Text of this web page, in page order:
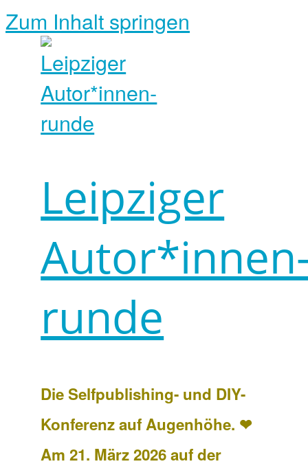
Zum Inhalt springen
Leipziger
runde
Die Selfpublishing- und DIY-
Konferenz auf Augenhöhe. ❤
Am 21. März 2026 auf der